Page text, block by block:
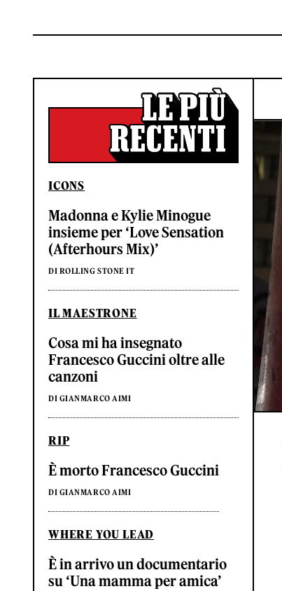
ICONS
Madonna e Kylie Minogue
insieme per ‘Love Sensation
(Afterhours Mix)’
DI ROLLING STONE IT
IL MAESTRONE
Cosa mi ha insegnato
Francesco Guccini oltre alle
canzoni
DI GIANMARCO AIMI
RIP
È morto Francesco Guccini
DI GIANMARCO AIMI
WHERE YOU LEAD
È in arrivo un documentario
su ‘Una mamma per amica’